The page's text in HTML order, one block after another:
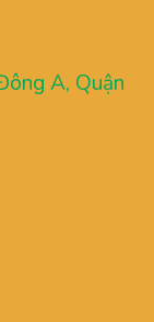
A, Quận